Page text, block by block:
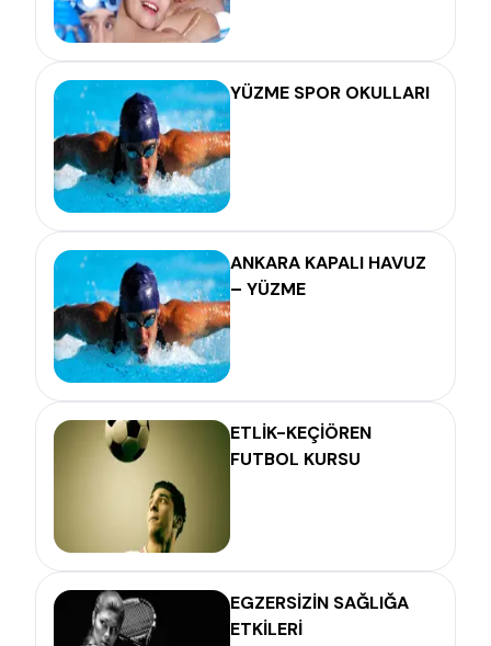
YÜZME SPOR OKULLARI
ANKARA KAPALI HAVUZ
– YÜZME
ETLİK-KEÇİÖREN
FUTBOL KURSU
EGZERSİZİN SAĞLIĞA
ETKİLERİ